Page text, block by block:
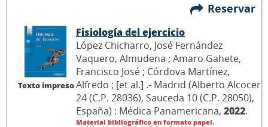
Reservar
Texto impreso
Fisiología del ejercicio
López Chicharro, José Fernández
Vaquero, Almudena ; Amaro Gahete,
Francisco José ; Córdova Martínez,
Alfredo ; [et al.] .- Madrid (Alberto Alcocer
24 (C.P. 28036), Sauceda 10 (C.P. 28050),
España) : Médica Panamericana, 2022.
Material bibliográfico en formato papel.